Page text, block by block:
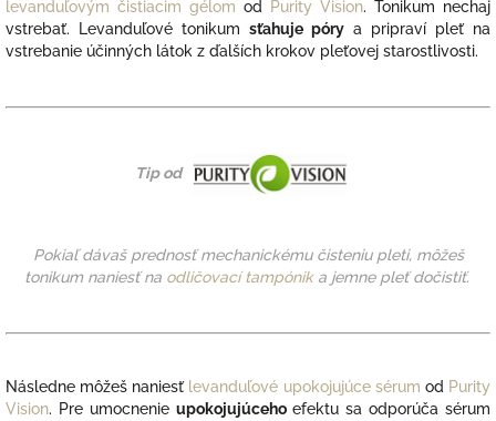
levanduľovým čistiacim gélom od Purity Vision. Tonikum nechaj
vstrebať.
Levanduľové tonikum sťahuje póry a pripraví pleť na
vstrebanie účinných látok z ďalších krokov pleťovej starostlivosti.
Tip od
Pokiaľ dávaš prednosť mechanickému čisteniu pleti, môžeš
tonikum naniesť na odličovací tampónik a jemne pleť dočistiť.
Následne môžeš naniesť levanduľové upokojujúce sérum od Purity
Vision. Pre umocnenie upokojujúcehoefektu sa odporúča sérum